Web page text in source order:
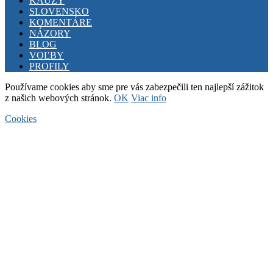
SLOVENSKO
KOMENTÁRE
NÁZORY
BLOG
VOĽBY
PROFILY
Používame cookies aby sme pre vás zabezpečili ten najlepší zážitok
z našich webových stránok. OK Viac info
Cookies